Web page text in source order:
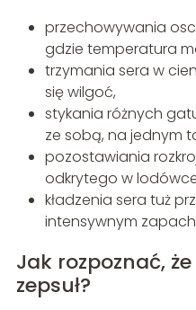
przechowywania
gdzie temperatura
trzymania sera w
się wilgoć,
stykania różnych
ze sobą, na jednym
pozostawiania
odkrytego w lodówce
kładzenia sera tuż
intensywnym
Jak rozpoznać,
zepsuł?